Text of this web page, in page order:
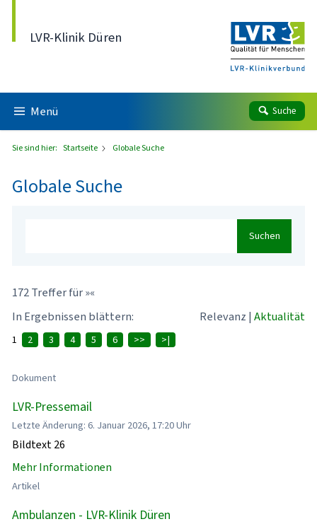
LVR-Klinik Düren
Menü Suche
Sie sind hier: Startseite Globale Suche
Globale Suche
Suchen
172 Treffer für »«
In Ergebnissen blättern:
Relevanz | Aktualität
1 2 3 4 5 6 >> >|
Dokument
LVR-Pressemail
Letzte Änderung: 6. Januar 2026, 17:20 Uhr
Bildtext 26
Mehr Informationen
Artikel
Ambulanzen - LVR-Klinik Düren